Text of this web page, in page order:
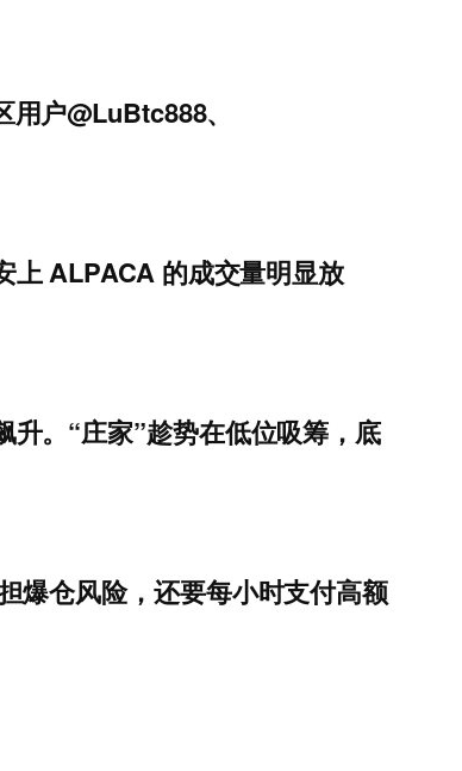
户@LuBtc888、
上 ALPACA 的成交量明显放
。“庄家”趁势在低位吸筹，底
爆仓风险，还要每小时支付高额